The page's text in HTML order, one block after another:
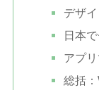
デザ
日本
アプ
総括